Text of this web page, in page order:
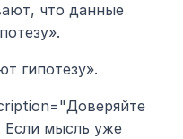
что данные
гипотезу».
Если мысль уже